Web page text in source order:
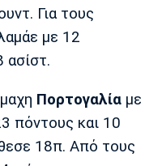
Για τους
με 12
ασίστ.
Πορτογαλία με
πόντους και 10
18π. Από τους